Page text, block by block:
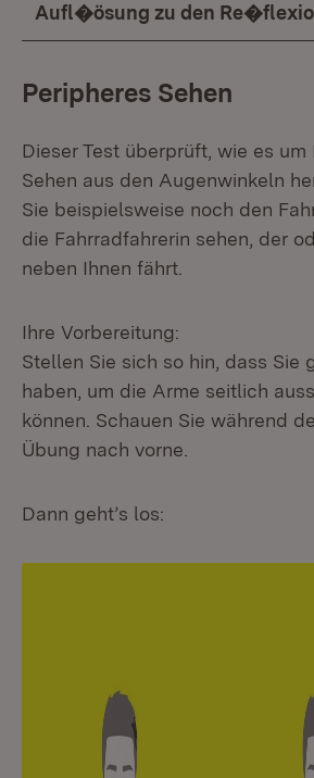
Aufl�ösung zu den
Peripheres Sehen
Dieser Test überprüft, wie es um
Sehen aus den Augenwinkeln
Sie beispielsweise noch den
die Fahrradfahrerin sehen, der
neben Ihnen fährt.
Ihre Vorbereitung:
Stellen Sie sich so hin, dass Sie
haben, um die Arme seitlich
können. Schauen Sie während
Übung nach vorne.
Dann geht’s los: